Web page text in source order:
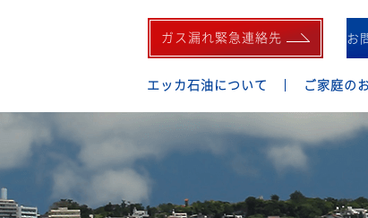
ガス漏れ緊急連絡先 お
エッカ石油について ご家庭の